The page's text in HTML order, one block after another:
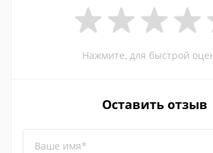
Нажмите, для быстрой
Оставить отзыв
Ваше имя*